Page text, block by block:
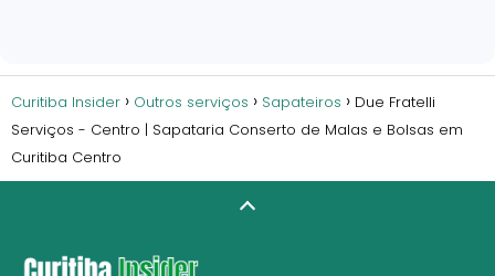
Curitiba Insider Outros serviços Sapateiros
Due Fratelli
Serviços - Centro | Sapataria Conserto de Malas e Bolsas em
Curitiba Centro